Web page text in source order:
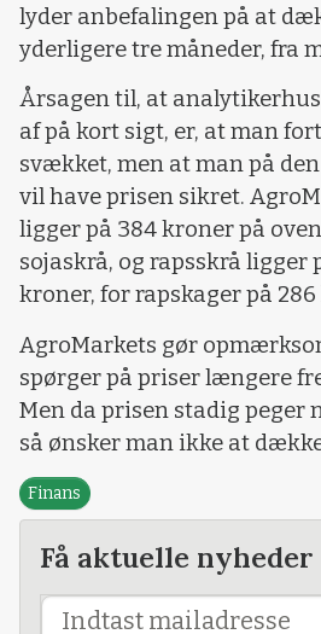
lyder anbefalingen på at
yderligere tre måneder, fra
Årsagen til, at
af på kort sigt, er, at man
svækket, men at man på
vil have prisen sikret.
ligger på 384 kroner på
sojaskrå, og rapsskrå ligger
kroner, for rapskager på
AgroMarkets gør
spørger på priser længere
Men da prisen stadig peger
så ønsker man ikke at
Finans
Få aktuelle